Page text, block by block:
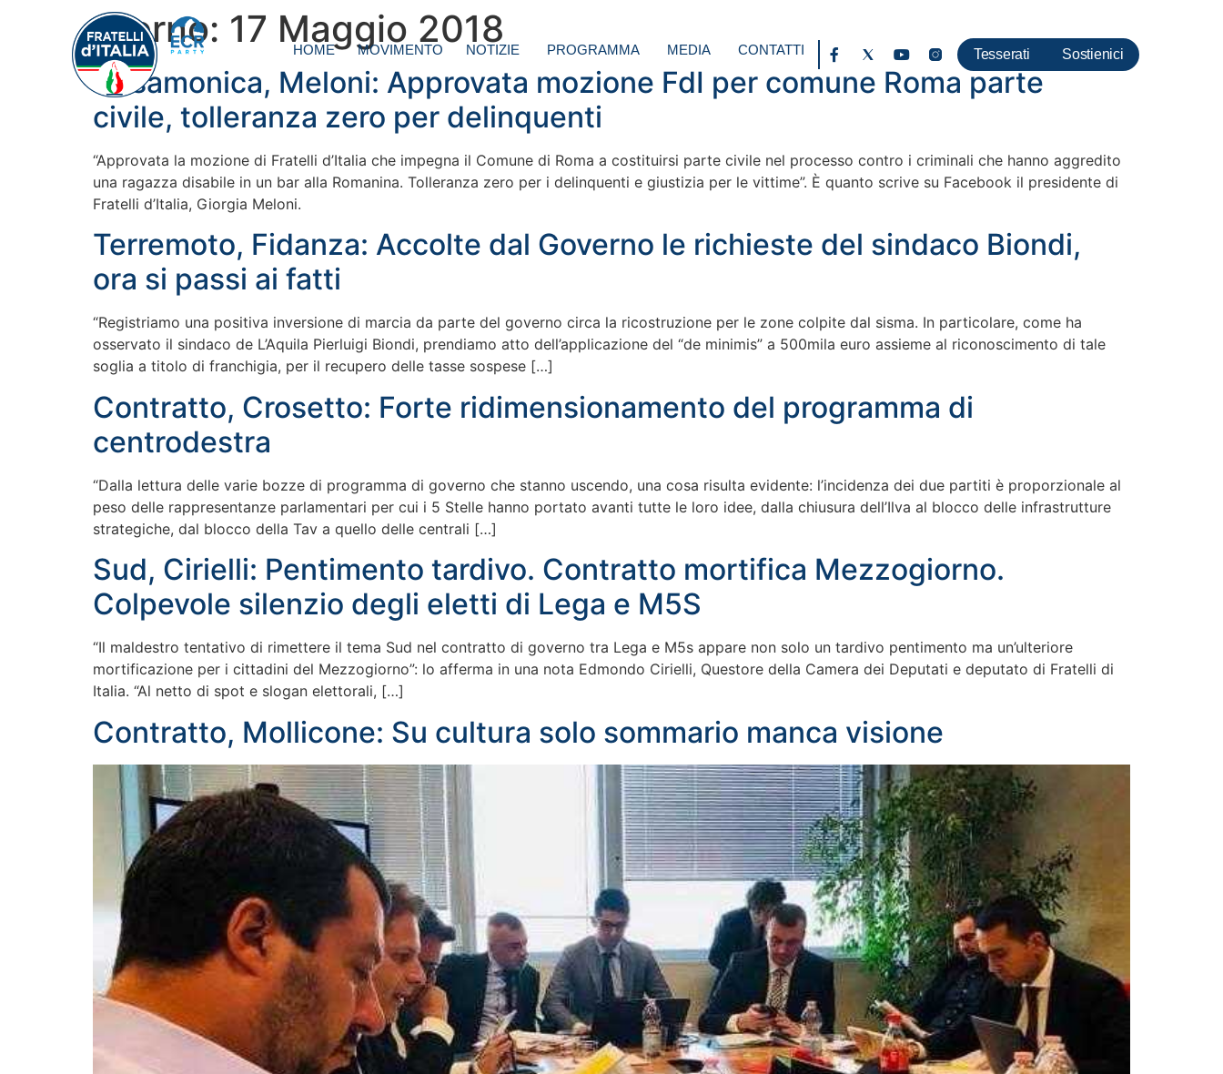
HOME MOVIMENTO NOTIZIE PROGRAMMA MEDIA CONTATTI Tesserati Sostienici
Giorno: 17 Maggio 2018
Casamonica, Meloni: Approvata mozione FdI per comune Roma parte
civile, tolleranza zero per delinquenti
“Approvata la mozione di Fratelli d’Italia che impegna il Comune di Roma a costituirsi parte civile nel processo contro i criminali che hanno aggredito
una ragazza disabile in un bar alla Romanina. Tolleranza zero per i delinquenti e giustizia per le vittime”. È quanto scrive su Facebook il presidente di
Fratelli d’Italia, Giorgia Meloni.
Terremoto, Fidanza: Accolte dal Governo le richieste del sindaco Biondi,
ora si passi ai fatti
“Registriamo una positiva inversione di marcia da parte del governo circa la ricostruzione per le zone colpite dal sisma. In particolare, come ha
osservato il sindaco de L’Aquila Pierluigi Biondi, prendiamo atto dell’applicazione del “de minimis” a 500mila euro assieme al riconoscimento di tale
soglia a titolo di franchigia, per il recupero delle tasse sospese […]
Contratto, Crosetto: Forte ridimensionamento del programma di
centrodestra
“Dalla lettura delle varie bozze di programma di governo che stanno uscendo, una cosa risulta evidente: l’incidenza dei due partiti è proporzionale al
peso delle rappresentanze parlamentari per cui i 5 Stelle hanno portato avanti tutte le loro idee, dalla chiusura dell’Ilva al blocco delle infrastrutture
strategiche, dal blocco della Tav a quello delle centrali […]
Sud, Cirielli: Pentimento tardivo. Contratto mortifica Mezzogiorno.
Colpevole silenzio degli eletti di Lega e M5S
“Il maldestro tentativo di rimettere il tema Sud nel contratto di governo tra Lega e M5s appare non solo un tardivo pentimento ma un’ulteriore
mortificazione per i cittadini del Mezzogiorno”: lo afferma in una nota Edmondo Cirielli, Questore della Camera dei Deputati e deputato di Fratelli di
Italia. “Al netto di spot e slogan elettorali, […]
Contratto, Mollicone: Su cultura solo sommario manca visione